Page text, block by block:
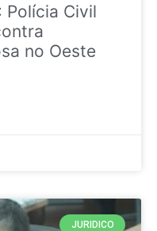
Polícia Civil
no Oeste
JURIDICO